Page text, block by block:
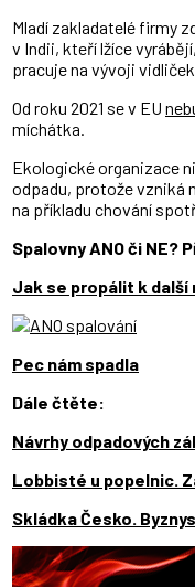
Mladí zakladatelé firmy
v Indii, kteří lžíce
pracuje na vývoji
Od roku 2021 se v EU
míchátka.
Ekologické organizace
odpadu, protože vzniká
na příkladu chování
Spalovny ANO či NE?
Jak se propálit k další
Pec nám spadla
Dále čtěte:
Návrhy odpadových
Lobbisté u popelnic.
Skládka Česko.